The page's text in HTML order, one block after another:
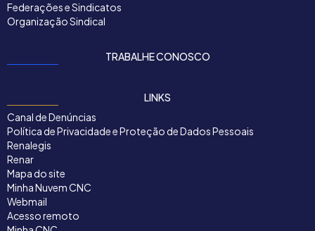
Federações e Sindicatos
Organização Sindical
TRABALHE CONOSCO
LINKS
Canal de Denúncias
Política de Privacidade e Proteção de Dados Pessoais
Renalegis
Renar
Mapa do site
Minha Nuvem CNC
Webmail
Acesso remoto